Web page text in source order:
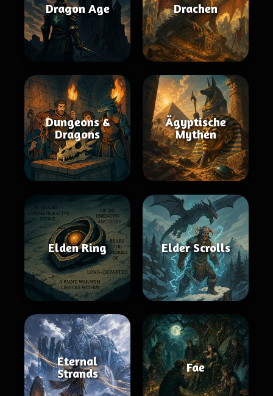
Dragon Age Drachen
Dungeons &
Dragons
Ägyptische
Mythen
Elden Ring Elder Scrolls
Eternal
Strands
Fae